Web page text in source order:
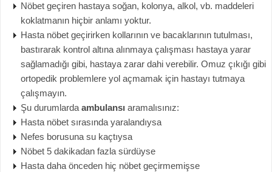
Nöbet geçiren hastaya soğan, kolonya, alkol, vb. maddeleri
koklatmanın hiçbir anlamı yoktur.
Hasta nöbet geçirirken kollarının ve bacaklarının tutulması,
bastırarak kontrol altına alınmaya çalışması hastaya yarar
sağlamadığı gibi, hastaya zarar dahi verebilir. Omuz çıkığı gibi
ortopedik problemlere yol açmamak için hastayı tutmaya
çalışmayın.
Şu durumlarda ambulansı aramalısınız:
Hasta nöbet sırasında yaralandıysa
Nefes borusuna su kaçtıysa
Nöbet 5 dakikadan fazla sürdüyse
Hasta daha önceden hiç nöbet geçirmemişse